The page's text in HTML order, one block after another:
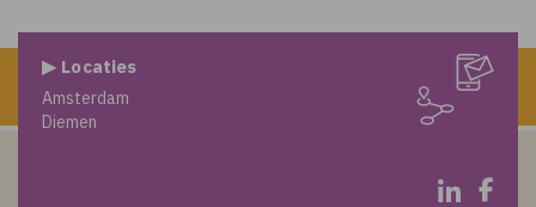
▶ Locaties
Amsterdam
Diemen